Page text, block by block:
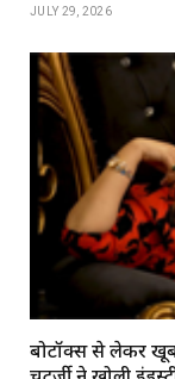
JULY 29, 2026
बोटॉक्स से लेकर